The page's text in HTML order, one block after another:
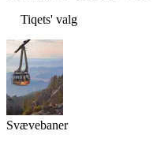
Tiqets' valg
Svævebaner